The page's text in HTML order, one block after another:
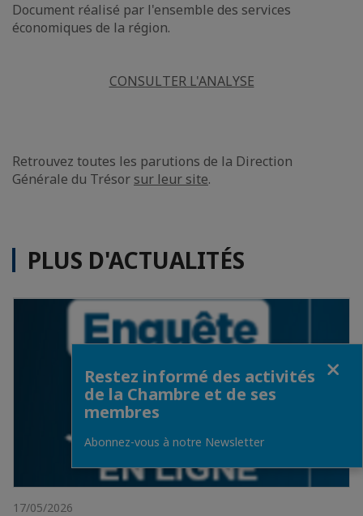
Document réalisé par l'ensemble des services
économiques de la région.
CONSULTER L'ANALYSE
Retrouvez toutes les parutions de la Direction
Générale du Trésor sur leur site.
PLUS D'ACTUALITÉS
17/05/2026
Restez informé des activités
de la Chambre et de ses
membres
Abonnez-vous à notre Newsletter